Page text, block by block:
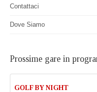
Contattaci
Dove Siamo
Prossime gare in
GOLF BY NIGHT